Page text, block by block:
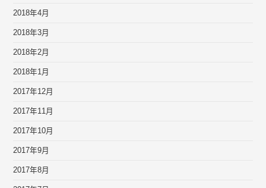
2018年4月
2018年3月
2018年2月
2018年1月
2017年12月
2017年11月
2017年10月
2017年9月
2017年8月